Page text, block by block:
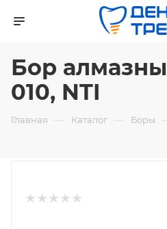
Бор
010, NTI
Главная — Каталог — Боры